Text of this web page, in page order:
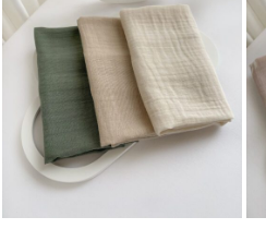
Mėgstamiausias